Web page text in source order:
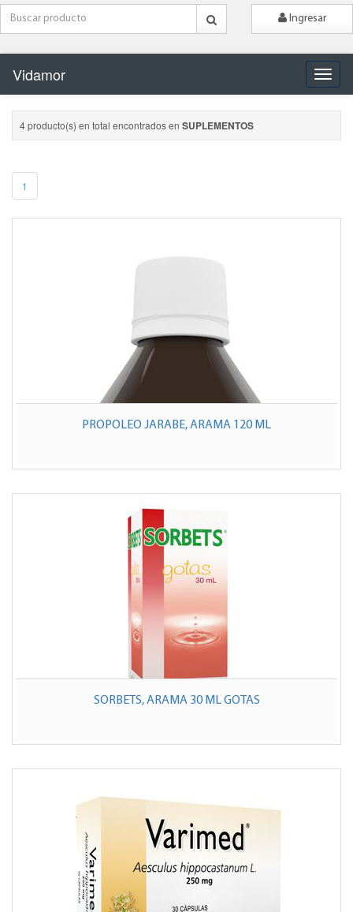
Ingresar
Vidamor
4 producto(s) en total encontrados en SUPLEMENTOS
1
PROPOLEO JARABE, ARAMA 120 ML
SORBETS, ARAMA 30 ML GOTAS